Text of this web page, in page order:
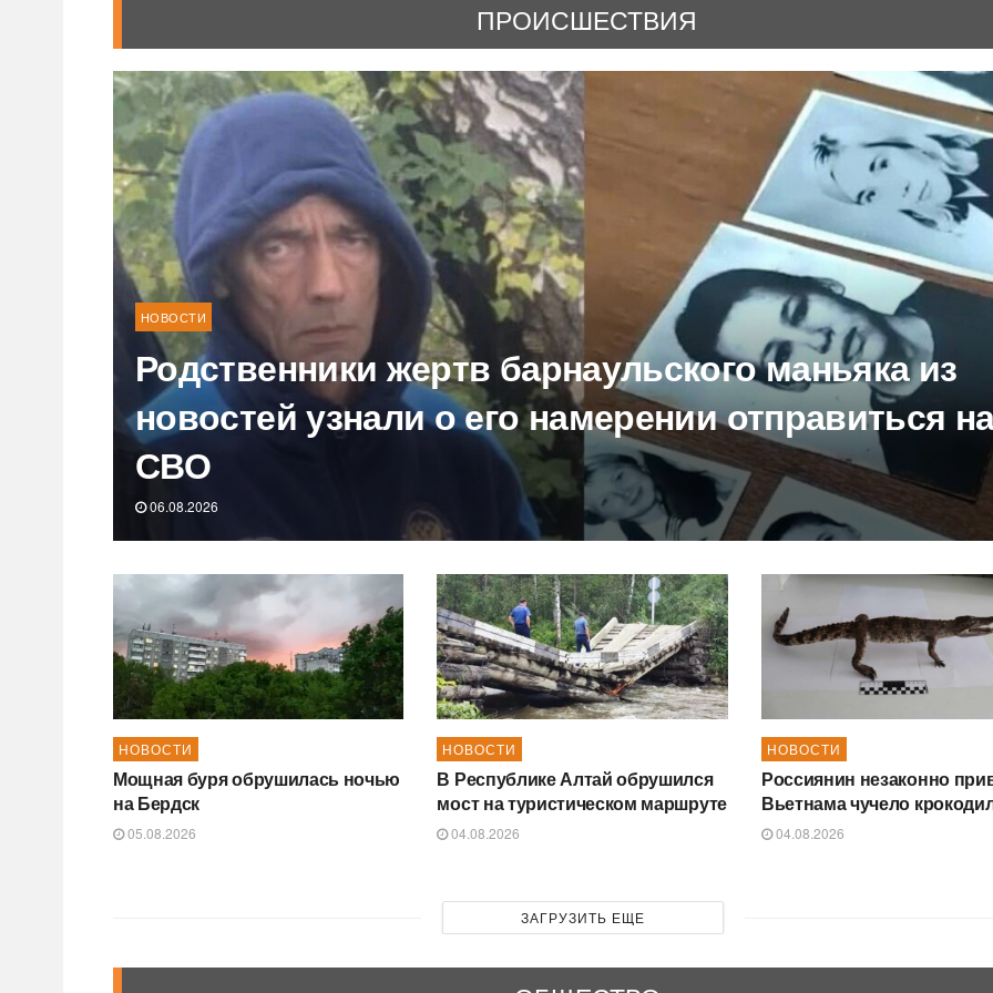
ПРОИСШЕСТВИЯ
НОВОСТИ
Родственники жертв барнаульского маньяка из
новостей узнали о его намерении отправиться
СВО
06.08.2026
НОВОСТИ
Мощная буря обрушилась ночью
на Бердск
05.08.2026
НОВОСТИ
В Республике Алтай обрушился
мост на туристическом маршруте
04.08.2026
НОВОСТИ
Россиянин незаконно
Вьетнама чучело
04.08.2026
ЗАГРУЗИТЬ ЕЩЕ